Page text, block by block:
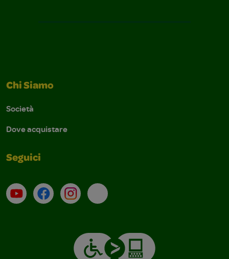
Chi Siamo
Società
Dove acquistare
Seguici
Su YouTube
ContattiProfilo Instagram
Email